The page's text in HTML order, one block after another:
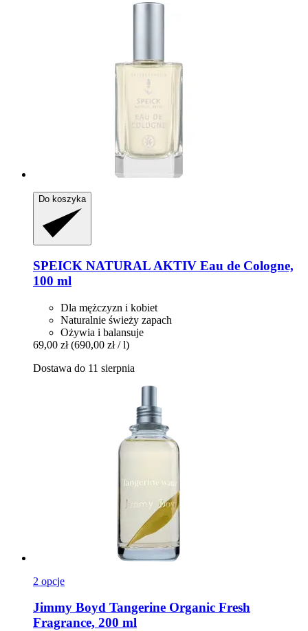
Do koszyka
SPEICK NATURAL AKTIV Eau de Cologne,
100 ml
Dla mężczyzn i kobiet
Naturalnie świeży zapach
Ożywia i balansuje
69,00 zł (690,00 zł / l)
Dostawa do 11 sierpnia
2 opcje
Jimmy Boyd Tangerine Organic Fresh
Fragrance, 200 ml